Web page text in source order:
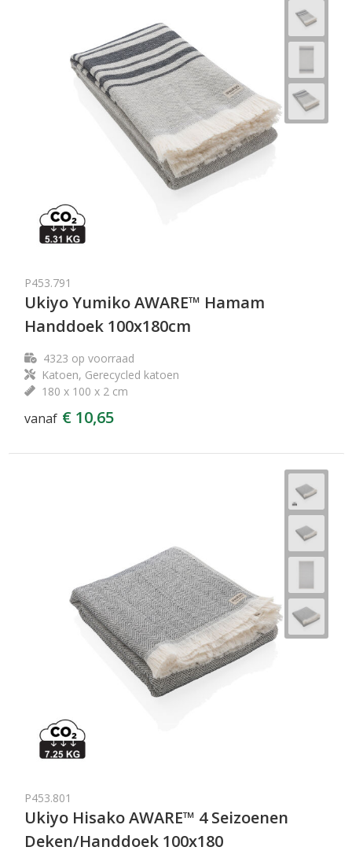
P453.791
Ukiyo Yumiko AWARE™ Hamam
Handdoek 100x180cm
4323 op voorraad
Katoen, Gerecycled katoen
180 x 100 x 2 cm
vanaf € 10,65
P453.801
Ukiyo Hisako AWARE™ 4 Seizoenen
Deken/Handdoek 100x180